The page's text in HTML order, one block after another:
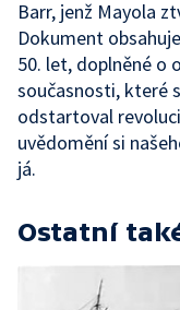
Barr, jenž Mayola
Dokument
50. let, doplněné o
současnosti, které
odstartoval
uvědomění si
já.
Ostatní